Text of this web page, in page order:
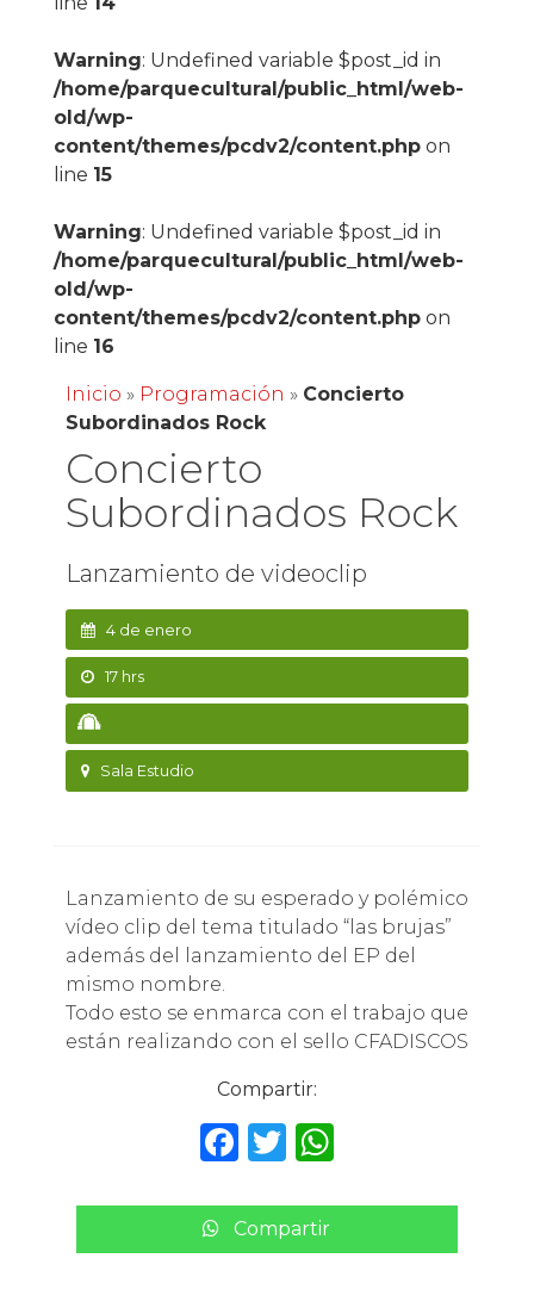
Warning: Undefined variable $post_id in
/home/parquecultural/public_html/web-
old/wp-
content/themes/pcdv2/content.phpon
line 15
Warning: Undefined variable $post_id in
/home/parquecultural/public_html/web-
old/wp-
content/themes/pcdv2/content.phpon
line 16
Inicio » Programación » Concierto
Subordinados Rock
Concierto
Subordinados Rock
Lanzamiento de videoclip
4 de enero
17 hrs
Sala Estudio
Lanzamiento de su esperado y polémico
vídeo clip del tema titulado “las brujas”
además del lanzamiento del EP del
mismo nombre.
Todo esto se enmarca con el trabajo que
están realizando con el sello CFADISCOS
Compartir:
F
c
e
T
it
te
W
a
ts
Compartir